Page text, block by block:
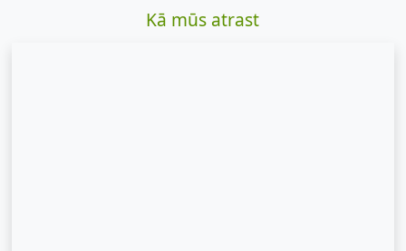
Kā mūs atrast